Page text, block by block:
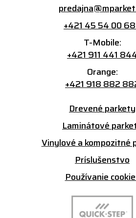
+421 45 54 00
T-Mobile:
+421 911 441
Orange:
+421 918 882
Drevené parkety
Laminátové
Vinylové a kompozitné
Príslušenstvo
Používanie